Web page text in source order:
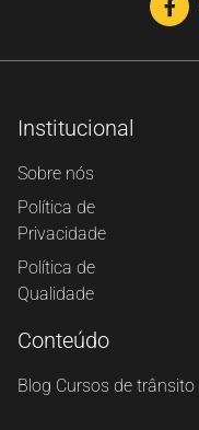
Institucional
Sobre nós
Política de
Privacidade
Política de
Qualidade
Conteúdo
Blog Cursos de trânsito